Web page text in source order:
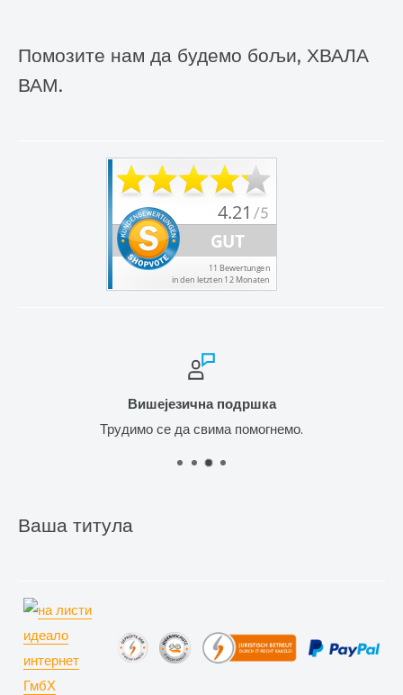
Помозите нам да будемо бољи, ХВАЛА
ВАМ.
Вишејезична подршка
Трудимо се да свима помогнемо.
Ваша титула